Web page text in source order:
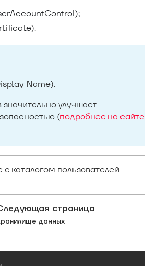
Name).
улучшает
(подробнее на сайте
каталогом пользователей
страница
данных